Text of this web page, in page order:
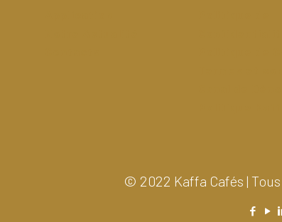
© 2022 Kaffa Cafés |